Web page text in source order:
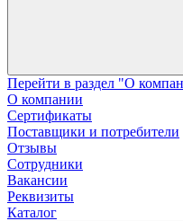
Перейти в раздел "О
О компании
Сертификаты
Поставщики и потребители
Отзывы
Сотрудники
Вакансии
Реквизиты
Каталог